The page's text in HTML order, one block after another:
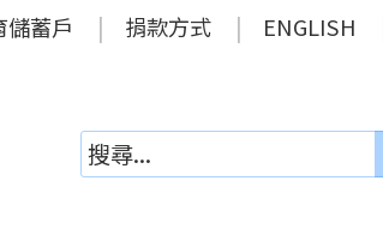
儲蓄戶 捐款方式 ENGLISH